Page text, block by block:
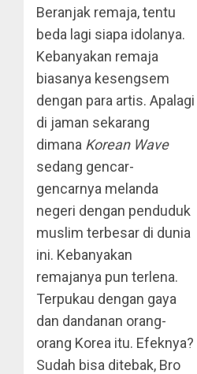
Beranjak remaja, tentu
beda lagi siapa idolanya.
Kebanyakan remaja
biasanya kesengsem
dengan para artis. Apalagi
di jaman sekarang
dimana Korean Wave
sedang gencar-
gencarnya melanda
negeri dengan penduduk
muslim terbesar di dunia
ini. Kebanyakan
remajanya pun terlena.
Terpukau dengan gaya
dan dandanan orang-
orang Korea itu. Efeknya?
Sudah bisa ditebak, Bro